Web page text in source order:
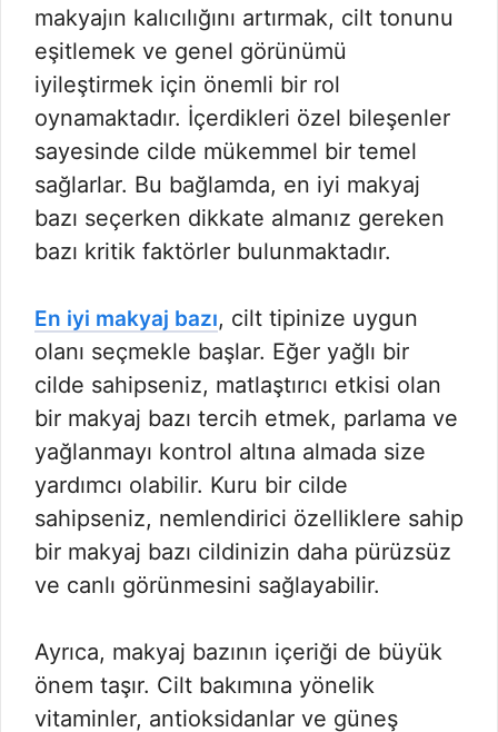
makyajın kalıcılığını artırmak, cilt tonunu
eşitlemek ve genel görünümü
iyileştirmek için önemli bir rol
oynamaktadır. İçerdikleri özel bileşenler
sayesinde cilde mükemmel bir temel
sağlarlar. Bu bağlamda, en iyi makyaj
bazı seçerken dikkate almanız gereken
bazı kritik faktörler bulunmaktadır.
En iyi makyaj bazı, cilt tipinize uygun
olanı seçmekle başlar. Eğer yağlı bir
cilde sahipseniz, matlaştırıcı etkisi olan
bir makyaj bazı tercih etmek, parlama ve
yağlanmayı kontrol altına almada size
yardımcı olabilir. Kuru bir cilde
sahipseniz, nemlendirici özelliklere sahip
bir makyaj bazı cildinizin daha pürüzsüz
ve canlı görünmesini sağlayabilir.
Ayrıca, makyaj bazının içeriği de büyük
önem taşır. Cilt bakımına yönelik
vitaminler, antioksidanlar ve güneş